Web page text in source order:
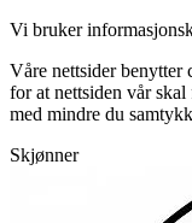
Vi bruker
Våre nettsider
for at nettsiden vår
med mindre du
Skjønner